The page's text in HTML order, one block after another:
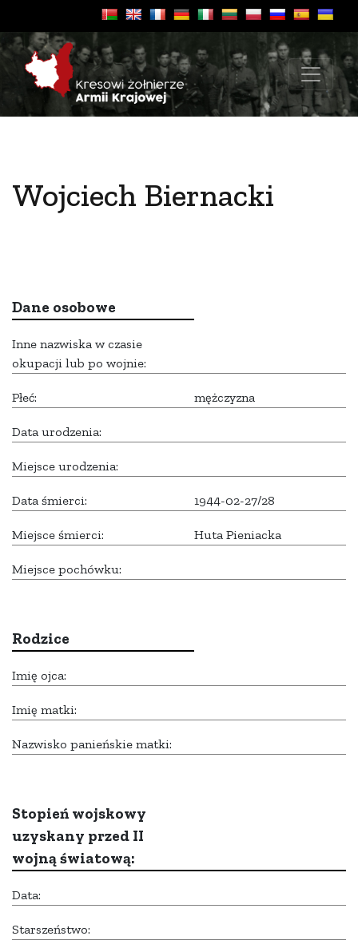
Wojciech Biernacki
Dane osobowe
Inne nazwiska w czasie
okupacji lub po wojnie:
Płeć: mężczyzna
Data urodzenia:
Miejsce urodzenia:
Data śmierci: 1944-02-27/28
Miejsce śmierci: Huta Pieniacka
Miejsce pochówku:
Rodzice
Imię ojca:
Imię matki:
Nazwisko panieńskie matki:
Stopień wojskowy
uzyskany przed II
wojną światową:
Data:
Starszeństwo: